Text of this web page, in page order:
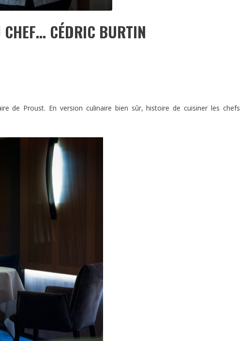
CÉDRIC BURTIN
de Proust. En version culinaire bien sûr, histoire de cuisiner les chefs